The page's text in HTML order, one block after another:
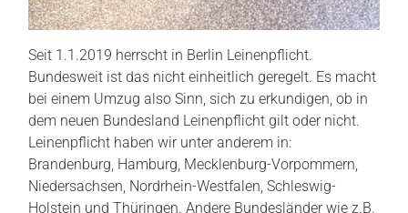
Seit 1.1.2019 herrscht in Berlin Leinenpflicht.
Bundesweit ist das nicht einheitlich geregelt. Es macht
bei einem Umzug also Sinn, sich zu erkundigen, ob in
dem neuen Bundesland Leinenpflicht gilt oder nicht.
Leinenpflicht haben wir unter anderem in:
Brandenburg, Hamburg, Mecklenburg-Vorpommern,
Niedersachsen, Nordrhein-Westfalen, Schleswig-
Holstein und Thüringen. Andere Bundesländer wie z.B.